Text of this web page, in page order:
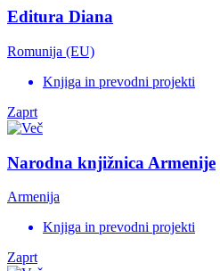
Editura Diana
Romunija (EU)
Knjiga in prevodni projekti
Zaprt
Narodna knjižnica Armenije
Armenija
Knjiga in prevodni projekti
Zaprt